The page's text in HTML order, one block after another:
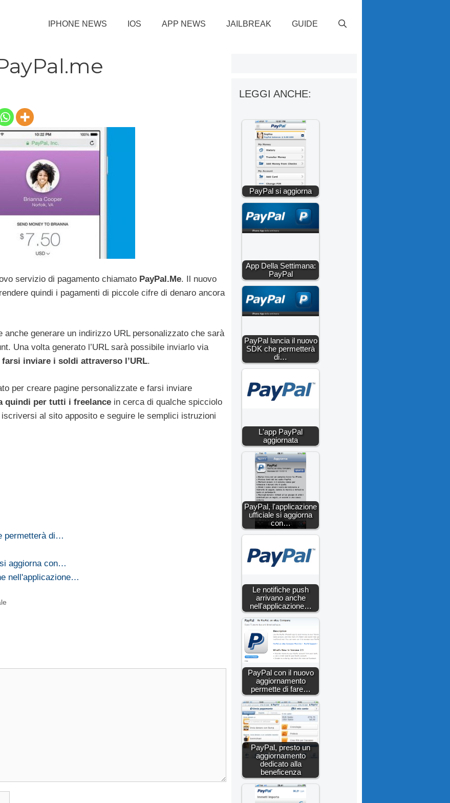
IPHONE NEWS IOS APP NEWS JAILBREAK GUIDE
servizio di pagamento chiamato PayPal.Me. Il nuovo
quindi i pagamenti di piccole cifre di denaro ancora
generare un indirizzo URL personalizzato che sarà
Una volta generato l’URL sarà possibile inviarlo via
farsi inviare i soldi attraverso l’URL.
per creare pagine personalizzate e farsi inviare
quindi per tutti i freelance in cerca di qualche spicciolo
al sito apposito e seguire le semplici istruzioni
permetterà di…
aggiorna con…
nell'applicazione…
LEGGI ANCHE:
PayPal si aggiorna
App Della Settimana:
PayPal
PayPal lancia il nuovo
SDK che permetterà
di…
L'app PayPal
aggiornata
PayPal, l'applicazione
ufficiale si aggiorna
con…
Le notifiche push
arrivano anche
nell'applicazione…
PayPal con il nuovo
aggiornamento
permette di fare…
PayPal, presto un
aggiornamento
dedicato alla
beneficenza